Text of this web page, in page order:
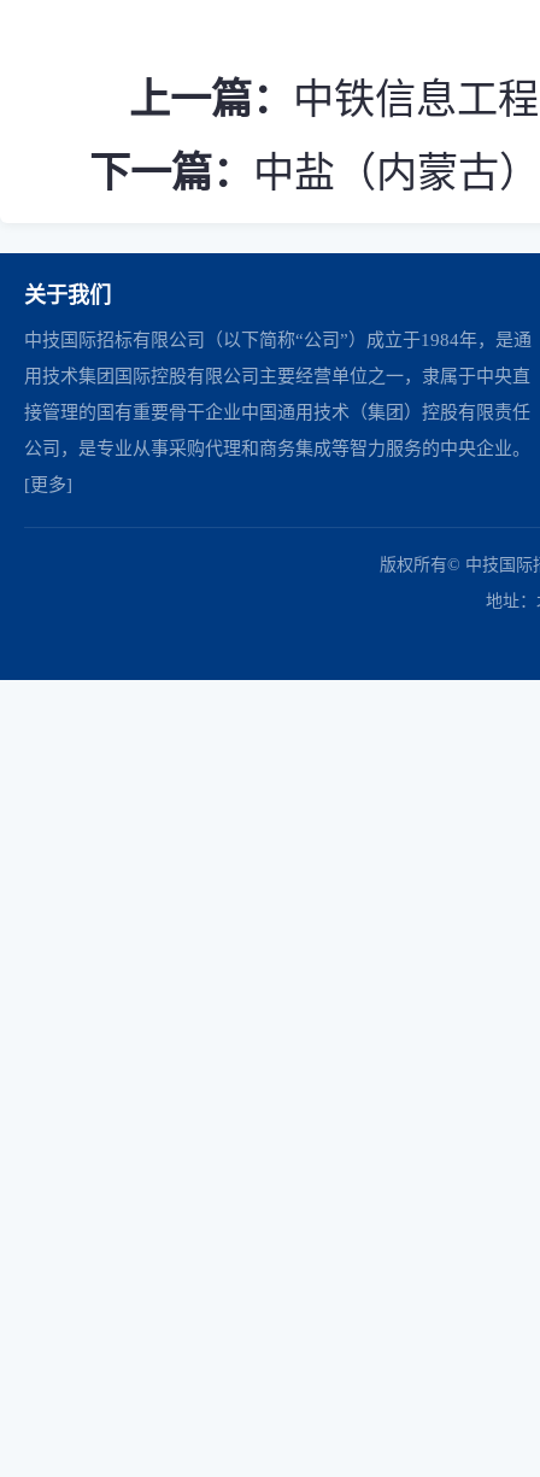
上一篇： 中铁信息工
下一篇： 中盐（内蒙古
关于我们
中技国际招标有限公司（以下简称“公司”）成立于1984年，是通
用技术集团国际控股有限公司主要经营单位之一，隶属于中央直
接管理的国有重要骨干企业中国通用技术（集团）控股有限责任
公司，是专业从事采购代理和商务集成等智力服务的中央企业。
[更多]
版权所有© 中技国际
地址：